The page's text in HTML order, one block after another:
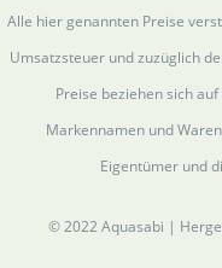
Alle hier genannten Preise
Umsatzsteuer und zuzüglich
Preise beziehen sich
Markennamen und
Eigentümer und
© 2022 Aquasabi |